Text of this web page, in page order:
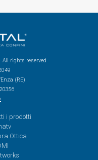
All rights reserved
(RE)
i prodotti
Ottica